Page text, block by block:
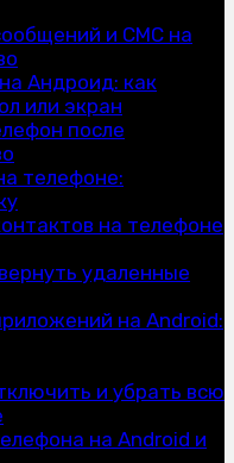
и СМС на
Андроид: как
или экран
после
телефоне:
на телефоне
удаленные
на Android:
и убрать всю
на Android и